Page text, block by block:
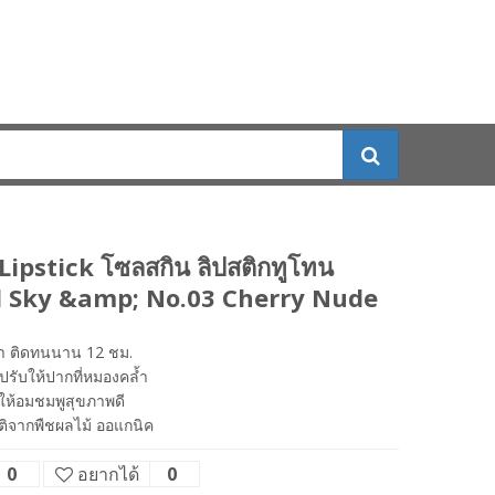
โซลสกิน ลิปสติกทูโทน
Sky &amp; No.03 Cherry Nude
ติดทนนาน 12 ชม.
รับให้ปากที่หมองคล้ำ
ห้อมชมพูสุขภาพดี
จากพืชผลไม้ ออแกนิค
0 อยากได้ 0